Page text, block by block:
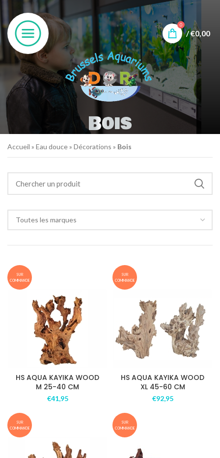
0
/€0,00
Bois
Accueil » Eau douce» Décorations » Bois
Toutes les marques
SUR
COMMANDE
HS AQUA KAYIKA WOOD
M 25-40 CM
€41,95
SUR
COMMANDE
HS AQUA KAYIKA WOOD
XL 45-60 CM
€92,95
SUR
COMMANDE
SUR
COMMANDE